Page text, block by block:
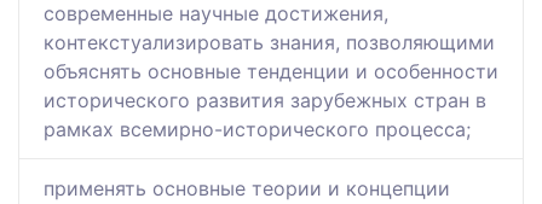
современные научные достижения,
контекстуализировать знания, позволяющими
объяснять основные тенденции и особенности
исторического развития зарубежных стран в
рамках всемирно-исторического процесса;
применять основные теории и концепции